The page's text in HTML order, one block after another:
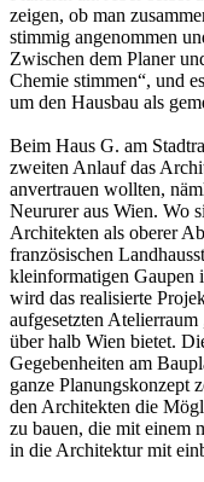
zeigen, ob man
stimmig angenommen
Zwischen dem Planer
Chemie stimmen“, und
um den Hausbau als
Beim Haus G. am
zweiten Anlauf das
anvertrauen wollten,
Neururer aus Wien. Wo
Architekten als oberer
französischen
kleinformatigen Gaupen
wird das realisierte
aufgesetzten
über halb Wien bietet.
Gegebenheiten am
ganze Planungskonzept
den Architekten die
zu bauen, die mit einem
in die Architektur mit